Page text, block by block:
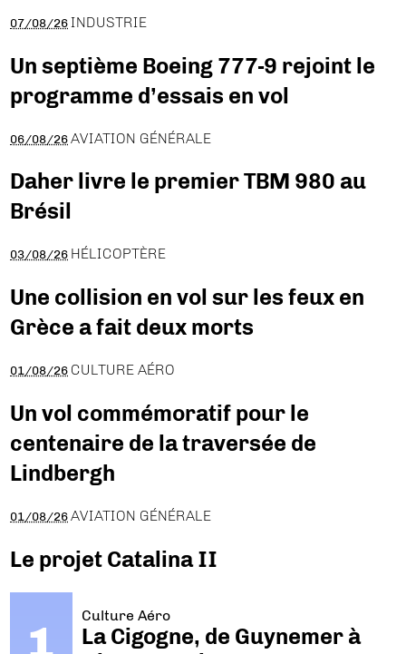
07/08/26 INDUSTRIE
Un septième Boeing 777-9 rejoint le
programme d’essais en vol
06/08/26 AVIATION GÉNÉRALE
Daher livre le premier TBM 980 au
Brésil
03/08/26 HÉLICOPTÈRE
Une collision en vol sur les feux en
Grèce a fait deux morts
01/08/26 CULTURE AÉRO
Un vol commémoratif pour le
centenaire de la traversée de
Lindbergh
01/08/26 AVIATION GÉNÉRALE
Le projet Catalina II
Culture Aéro
La Cigogne, de Guynemer à